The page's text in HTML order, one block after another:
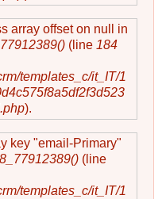
array offset on null in
(line 184
templates_c/it_IT/1
).
key "email-Primary"
(line
templates_c/it_IT/1